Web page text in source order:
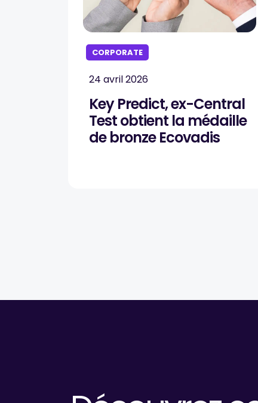
CORPORATE
24 avril 2026
Key Predict, ex-Central
Test obtient la médaille
de bronze Ecovadis